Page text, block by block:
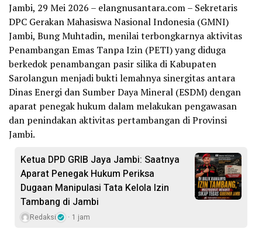
Jambi, 29 Mei 2026 – elangnusantara.com – Sekretaris
DPC Gerakan Mahasiswa Nasional Indonesia (GMNI)
Jambi, Bung Muhtadin, menilai terbongkarnya aktivitas
Penambangan Emas Tanpa Izin (PETI) yang diduga
berkedok penambangan pasir silika di Kabupaten
Sarolangun menjadi bukti lemahnya sinergitas antara
Dinas Energi dan Sumber Daya Mineral (ESDM) dengan
aparat penegak hukum dalam melakukan pengawasan
dan penindakan aktivitas pertambangan di Provinsi
Jambi.
Ketua DPD GRIB Jaya Jambi: Saatnya
Aparat Penegak Hukum Periksa
Dugaan Manipulasi Tata Kelola Izin
Tambang di Jambi
Redaksi 1 jam